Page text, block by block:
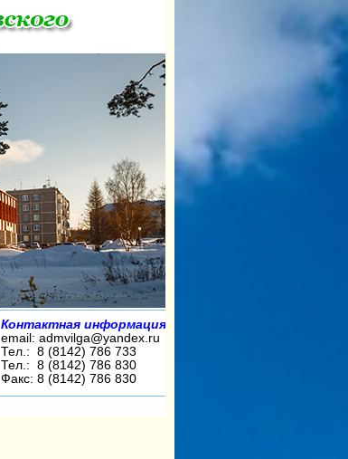
Контактная информация:
email: admvilga@yandex.ru
Тел.: 8 (8142) 786 733
Тел.: 8 (8142) 786 830
Факс: 8 (8142) 786 830